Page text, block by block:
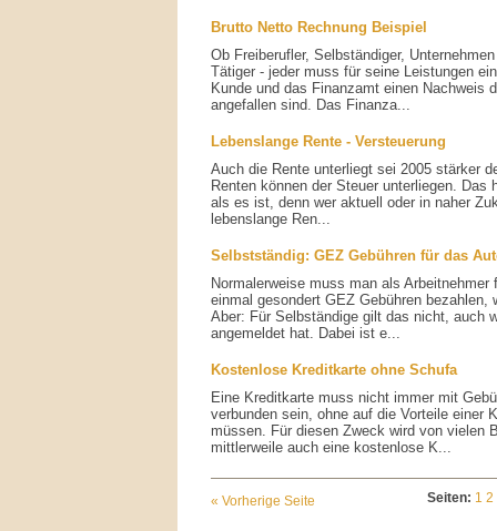
Brutto Netto Rechnung Beispiel
Ob Freiberufler, Selbständiger,
Tätiger - jeder muss für seine Leistungen
Kunde und das Finanzamt einen Nachweis
angefallen sind. Das Finanza...
Lebenslange Rente - Versteuerung
Auch die Rente unterliegt sei 2005 stärker
Renten können der Steuer unterliegen.
als es ist, denn wer aktuell oder in naher
lebenslange Ren...
Selbstständig: GEZ Gebühren für das
Normalerweise muss man als
einmal gesondert GEZ Gebühren bezahlen,
Aber: Für Selbständige gilt das nicht, auch
angemeldet hat. Dabei ist e...
Kostenlose Kreditkarte ohne Schufa
Eine Kreditkarte muss nicht immer mit
verbunden sein, ohne auf die Vorteile einer
müssen. Für diesen Zweck wird von vielen
mittlerweile auch eine kostenlose K...
« Vorherige Seite Seiten: 1 2